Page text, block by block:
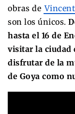
obras de
son los únicos.
hasta el 16 de
visitar la ciudad
disfrutar de la
de Goya como